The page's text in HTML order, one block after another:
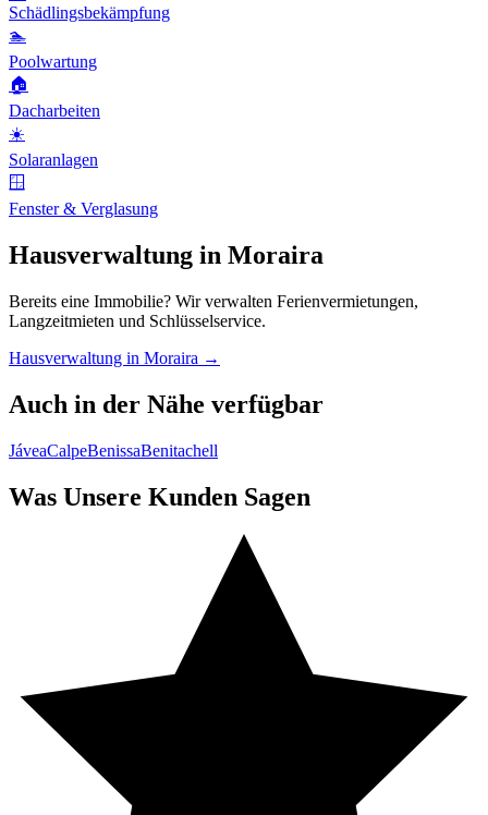
Schädlingsbekämpfung
🏊
Poolwartung
🏠
Dacharbeiten
☀️
Solaranlagen
🪟
Fenster & Verglasung
Hausverwaltung in Moraira
Bereits eine Immobilie? Wir verwalten Ferienvermietungen,
Langzeitmieten und Schlüsselservice.
Hausverwaltung in Moraira →
Auch in der Nähe verfügbar
JáveaCalpeBenissaBenitachell
Was Unsere Kunden Sagen